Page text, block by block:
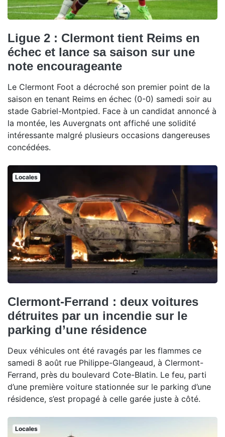
Ligue 2 : Clermont tient Reims en
échec et lance sa saison sur une
note encourageante
Le Clermont Foot a décroché son premier point de la
saison en tenant Reims en échec (0-0) samedi soir au
stade Gabriel-Montpied. Face à un candidat annoncé à
la montée, les Auvergnats ont affiché une solidité
intéressante malgré plusieurs occasions dangereuses
concédées.
Locales
Clermont-Ferrand : deux voitures
détruites par un incendie sur le
parking d’une résidence
Deux véhicules ont été ravagés par les flammes ce
samedi 8 août rue Philippe-Glangeaud, à Clermont-
Ferrand, près du boulevard Cote-Blatin. Le feu, parti
d’une première voiture stationnée sur le parking d’une
résidence, s’est propagé à celle garée juste à côté.
Locales